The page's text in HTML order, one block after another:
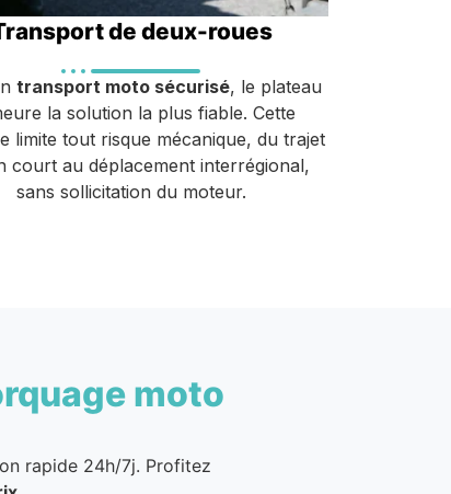
de deux-roues
transport moto sécurisé, le plateau
la solution la plus fiable. Cette
limite tout risque mécanique, du trajet
court au déplacement interrégional,
sans sollicitation du moteur.
moto
rapide 24h/7j. Profitez